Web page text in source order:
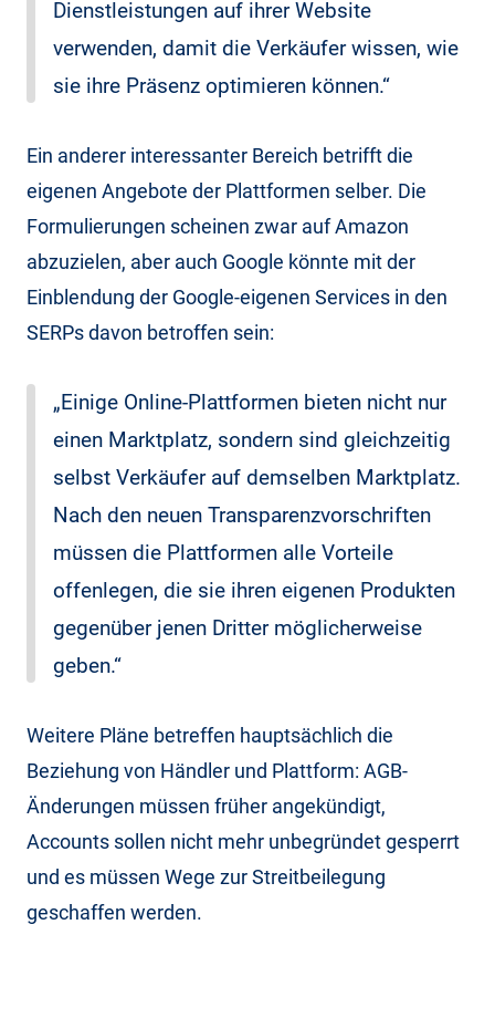
Dienstleistungen auf ihrer Website
verwenden, damit die Verkäufer wissen, wie
sie ihre Präsenz optimieren können.“
Ein anderer interessanter Bereich betrifft die
eigenen Angebote der Plattformen selber. Die
Formulierungen scheinen zwar auf Amazon
abzuzielen, aber auch Google könnte mit der
Einblendung der Google-eigenen Services in den
SERPs davon betroffen sein:
„Einige Online-Plattformen bieten nicht nur
einen Marktplatz, sondern sind gleichzeitig
selbst Verkäufer auf demselben Marktplatz.
Nach den neuen Transparenzvorschriften
müssen die Plattformen alle Vorteile
offenlegen, die sie ihren eigenen Produkten
gegenüber jenen Dritter möglicherweise
geben.“
Weitere Pläne betreffen hauptsächlich die
Beziehung von Händler und Plattform: AGB-
Änderungen müssen früher angekündigt,
Accounts sollen nicht mehr unbegründet gesperrt
und es müssen Wege zur Streitbeilegung
geschaffen werden.